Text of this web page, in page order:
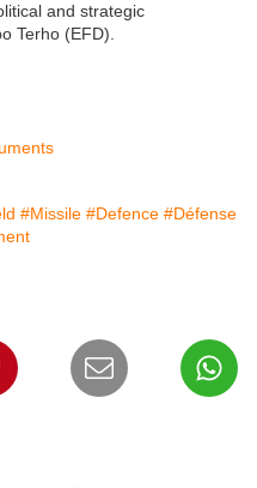
and strategic
Terho (EFD).
#Missile #Defence #Défense